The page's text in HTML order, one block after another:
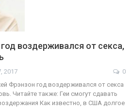
воздерживался от секса,
2017
0
Фрэнзон год воздерживался от секса
Читайте также: Геи смогут сдавать
Как известно, в США долгое